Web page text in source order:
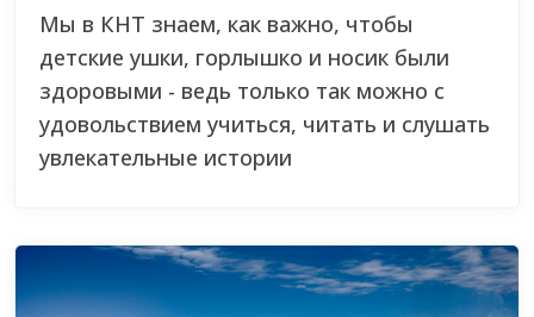
Мы в КНТ знаем, как важно, чтобы
детские ушки, горлышко и носик были
здоровыми - ведь только так можно с
удовольствием учиться, читать и слушать
увлекательные истории